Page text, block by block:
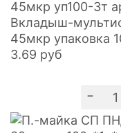
Вкладыш-
45мкр упаковка
3.69 руб
-